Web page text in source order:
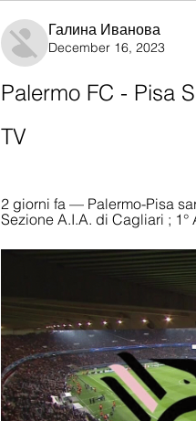
Галина Иванова
December 16, 2023
Palermo FC - Pisa
TV
2 giorni fa — Palermo-Pisa
Sezione A.I.A. di Cagliari ; 1°